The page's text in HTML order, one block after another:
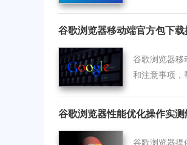
谷歌浏览器移动端官方包下
谷歌浏览器移
和注意事项，
谷歌浏览器性能优化操作实
谷歌浏览器提